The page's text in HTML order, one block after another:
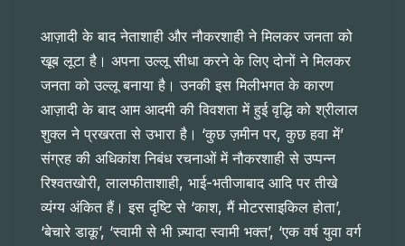
आज़ादी के बाद नेताशाही और नौकरशाही ने मिलकर जनता को
खूब लूटा है। अपना उल्लू सीधा करने के लिए दोनों ने मिलकर
जनता को उल्लू बनाया है। उनकी इस मिलीभगत के कारण
आज़ादी के बाद आम आदमी की विवशता में हुई वृद्धि को श्रीलाल
शुक्ल ने प्रखरता से उभारा है। ‘कुछ ज़मीन पर, कुछ हवा में’
संग्रह की अधिकांश निबंध रचनाओं में नौकरशाही से उप्पन्न
रिश्वतखोरी, लालफीताशाही, भाई-भतीजाबाद आदि पर तीखे
व्यंग्य अंकित हैं। इस दृष्टि से ‘काश, मैं मोटरसाइकिल होता’,
‘बेचारे डाकू’, ‘स्वामी से भी ज़्यादा स्वामी भक्त’, ‘एक वर्ष युवा वर्ग